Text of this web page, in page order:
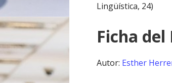
Lingüística, 24)
Ficha del
Autor: Esther